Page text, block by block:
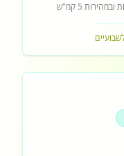
ובמהירות 5 קמ"ש